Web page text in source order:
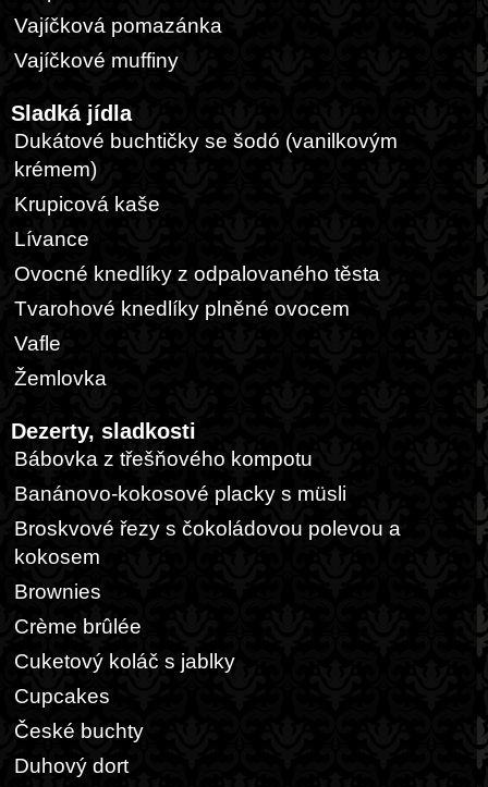
Vajíčková pomazánka
Vajíčkové muffiny
Sladká jídla
Dukátové buchtičky se šodó (vanilkovým
krémem)
Krupicová kaše
Lívance
Ovocné knedlíky z odpalovaného těsta
Tvarohové knedlíky plněné ovocem
Vafle
Žemlovka
Dezerty, sladkosti
Bábovka z třešňového kompotu
Banánovo-kokosové placky s müsli
Broskvové řezy s čokoládovou polevou a
kokosem
Brownies
Crème brûlée
Cuketový koláč s jablky
Cupcakes
České buchty
Duhový dort